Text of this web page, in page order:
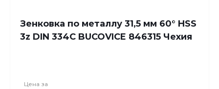
Зенковка по металлу 31,5 мм 60° HSS
3z DIN 334C BUCOVICE 846315 Чехия
Цена за